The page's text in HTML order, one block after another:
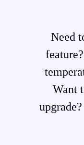
Need
Want